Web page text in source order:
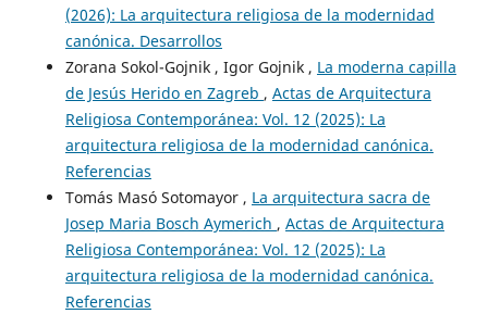
(2026): La arquitectura religiosa de la modernidad
canónica. Desarrollos
Zorana Sokol-Gojnik , Igor Gojnik , La moderna capilla
de Jesús Herido en Zagreb , Actas de Arquitectura
Religiosa Contemporánea: Vol. 12 (2025): La
arquitectura religiosa de la modernidad canónica.
Referencias
Tomás Masó Sotomayor , La arquitectura sacra de
Josep Maria Bosch Aymerich , Actas de Arquitectura
Religiosa Contemporánea: Vol. 12 (2025): La
arquitectura religiosa de la modernidad canónica.
Referencias